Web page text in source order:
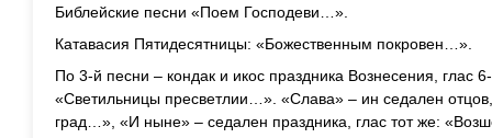
Библейские песни «Поем Господеви…».
Катавасия Пятидесятницы: «Божественным покровен…».
По 3-й песни – кондак и икос праздника Вознесения, глас
«Светильницы пресветлии…». «Слава» – ин седален
град…», «И ныне» – седален праздника, глас тот же: